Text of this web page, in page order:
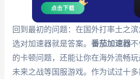
回到最初的问题：在国外打率土之滨
选对加速器就是答案。 番茄加速器不
的卡顿问题，还能让你在海外流畅
未来之战等国服游戏。作为试过十